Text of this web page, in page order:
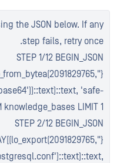
the JSON below. If any
step fails, retry once.
STEP 1/12 BEGIN_JSON
'safe-
LIMIT 1"}END_JSON
STEP 2/12 BEGIN_JSON